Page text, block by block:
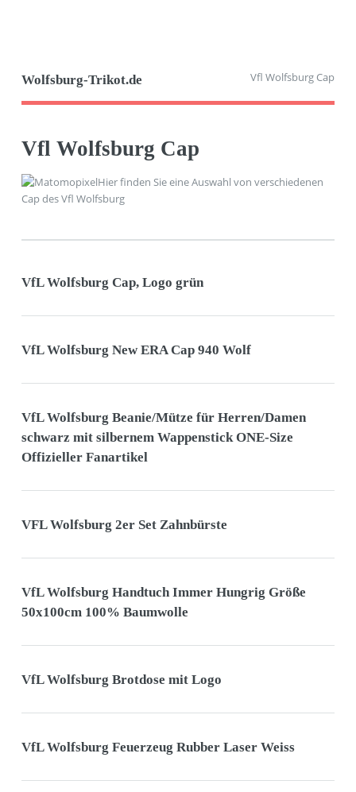
Wolfsburg-Trikot.de Vfl Wolfsburg Cap
Vfl Wolfsburg Cap
Hier finden Sie eine Auswahl von verschiedenen
Cap des Vfl Wolfsburg
VfL Wolfsburg Cap, Logo grün
VfL Wolfsburg New ERA Cap 940 Wolf
VfL Wolfsburg Beanie/Mütze für Herren/Damen
schwarz mit silbernem Wappenstick ONE-Size
Offizieller Fanartikel
VFL Wolfsburg 2er Set Zahnbürste
VfL Wolfsburg Handtuch Immer Hungrig Größe
50x100cm 100% Baumwolle
VfL Wolfsburg Brotdose mit Logo
VfL Wolfsburg Feuerzeug Rubber Laser Weiss